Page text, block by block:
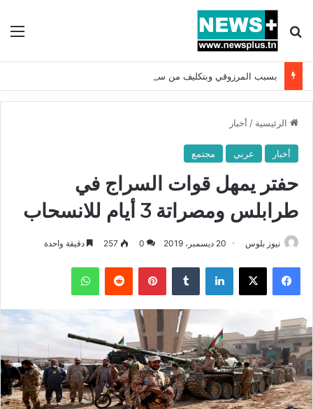
بحث عن
الرئيسية / أخبار
أخبار عربي مجتمع
حفتر يمهل قوات السراج في
طرابلس ومصراتة 3 أيام للانسحاب
نيوز بلوس 20 ديسمبر، 2019 0
257 دقيقة واحدة
فيسبوك X لينكدإن بينتيريست واتساب